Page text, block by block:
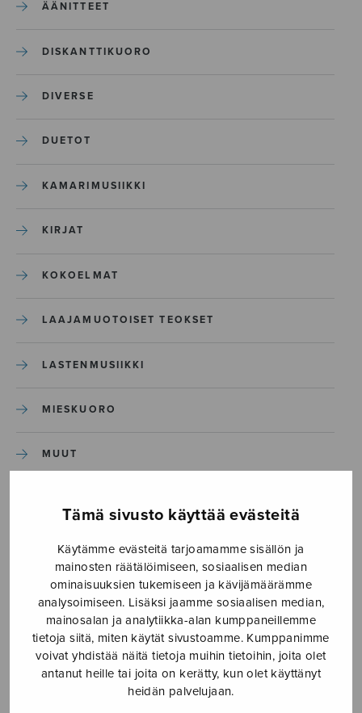
Tämä sivusto käyttää evästeitä
Käytämme evästeitä tarjoamamme sisällön ja
mainosten räätälöimiseen, sosiaalisen median
ominaisuuksien tukemiseen ja kävijämäärämme
analysoimiseen. Lisäksi jaamme sosiaalisen median,
mainosalan ja analytiikka-alan kumppaneillemme
tietoja siitä, miten käytät sivustoamme. Kumppanimme
voivat yhdistää näitä tietoja muihin tietoihin, joita olet
antanut heille tai joita on kerätty, kun olet käyttänyt
heidän palvelujaan.
ÄÄNITTEET
DISKANTTIKUORO
DIVERSE
DUETOT
KAMARIMUSIIKKI
KIRJAT
KOKOELMAT
LAAJAMUOTOISET TEOKSET
LASTENMUSIIKKI
MIESKUORO
MUUT
SEKAKUORO
SOITINKOULUT JA OPPAAT
SOITINMUSIIKKI
YKSINLAULU